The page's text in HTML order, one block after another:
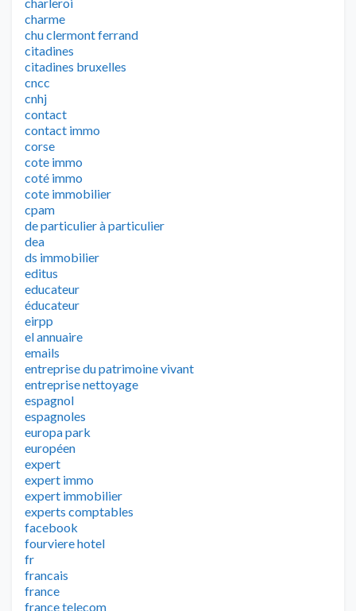
charme
chu clermont ferrand
citadines
citadines bruxelles
cncc
cnhj
contact
contact immo
corse
cote immo
coté immo
cote immobilier
cpam
de particulier à particulier
dea
ds immobilier
editus
educateur
éducateur
eirpp
el annuaire
emails
entreprise du patrimoine vivant
entreprise nettoyage
espagnol
espagnoles
europa park
européen
expert
expert immo
expert immobilier
experts comptables
facebook
fourviere hotel
fr
francais
france
france telecom